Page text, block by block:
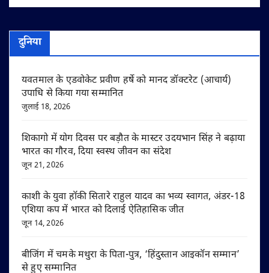
दुनिया
यवतमाल के एडवोकेट प्रवीण हर्षे को मानद डॉक्टरेट (आचार्य)
उपाधि से किया गया सम्मानित
जुलाई 18, 2026
शिकागो में योग दिवस पर बड़ौत के मास्टर उदयभान सिंह ने बढ़ाया
भारत का गौरव, दिया स्वस्थ जीवन का संदेश
जून 21, 2026
काशी के युवा हॉकी सितारे राहुल यादव का भव्य स्वागत, अंडर-18
एशिया कप में भारत को दिलाई ऐतिहासिक जीत
जून 14, 2026
बीजिंग में चमके मथुरा के पिता-पुत्र, ‘हिंदुस्तान आइकॉन सम्मान’
से हुए सम्मानित